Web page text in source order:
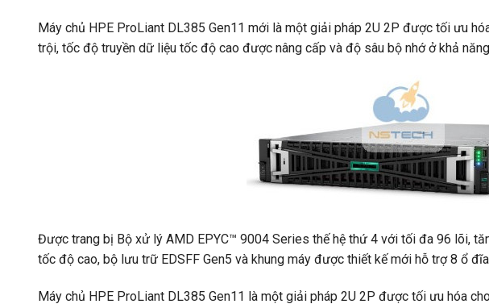
Máy chủ HPE ProLiant DL385 Gen11 mới là một giải pháp 2U 2P được tối ưu
trội, tốc độ truyền dữ liệu tốc độ cao được nâng cấp và độ sâu bộ nhớ ở khả
Được trang bị Bộ xử lý AMD EPYC™ 9004 Series thế hệ thứ 4 với tối đa 96 lõi,
tốc độ cao, bộ lưu trữ EDSFF Gen5 và khung máy được thiết kế mới hỗ trợ 8 ổ
Máy chủ HPE ProLiant DL385 Gen11 là một giải pháp 2U 2P được tối ưu hóa